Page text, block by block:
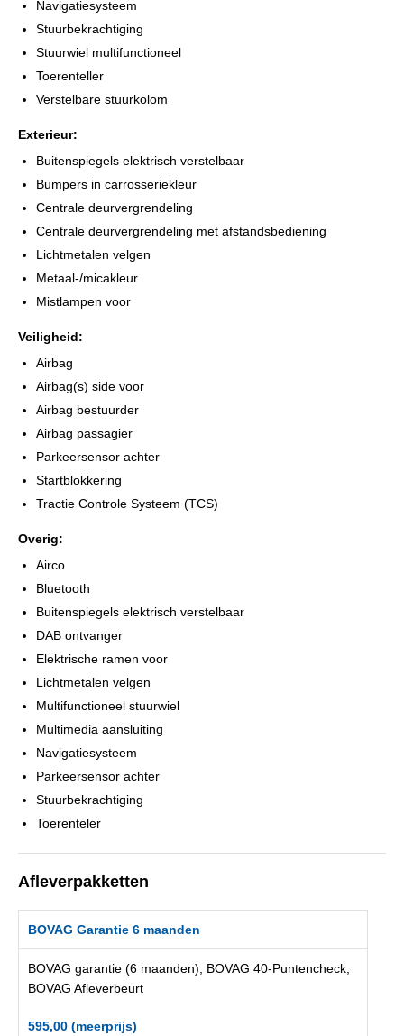
Alle moeite is genomen om de informatie op deze internetsite zo
nooit uit te sluiten. Vertrouw daarom niet alleen op deze
informatie, maar controleer bij aankoop de zaken die uw
beslissing zouden kunnen beïnvloeden.
Navigatiesysteem
Stuurbekrachtiging
Stuurwiel multifunctioneel
Toerenteller
Verstelbare stuurkolom
Exterieur:
Buitenspiegels elektrisch verstelbaar
Bumpers in carrosseriekleur
Centrale deurvergrendeling
Centrale deurvergrendeling met afstandsbediening
Lichtmetalen velgen
Metaal-/micakleur
Mistlampen voor
Veiligheid:
Airbag
Airbag(s) side voor
Airbag bestuurder
Airbag passagier
Parkeersensor achter
Startblokkering
Tractie Controle Systeem (TCS)
Overig:
Airco
Bluetooth
Buitenspiegels elektrisch verstelbaar
DAB ontvanger
Elektrische ramen voor
Lichtmetalen velgen
Multifunctioneel stuurwiel
Multimedia aansluiting
Navigatiesysteem
Parkeersensor achter
Stuurbekrachtiging
Toerenteler
Afleverpakketten
BOVAG Garantie 6 maanden
BOVAG garantie (6 maanden), BOVAG 40-Puntencheck,
BOVAG Afleverbeurt
595,00 (meerprijs)